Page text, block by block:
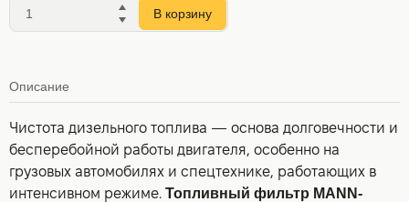
В корзину
Описание
Чистота дизельного топлива — основа долговечности и
бесперебойной работы двигателя, особенно на
грузовых автомобилях и спецтехнике, работающих в
интенсивном режиме. Топливный фильтр MANN-